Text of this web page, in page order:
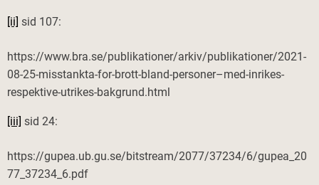
[ii] sid 107:
https://www.bra.se/publikationer/arkiv/publikationer/2021-
08-25-misstankta-for-brott-bland-personer–med-inrikes-
respektive-utrikes-bakgrund.html
[iii] sid 24:
https://gupea.ub.gu.se/bitstream/2077/37234/6/gupea_20
77_37234_6.pdf